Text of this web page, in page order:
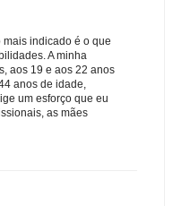
indicado é o que
A minha
aos 19 e aos 22 anos
anos de idade,
um esforço que eu
as mães